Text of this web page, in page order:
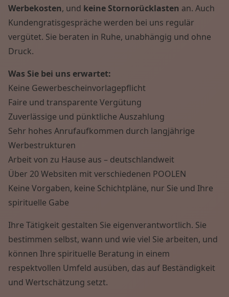
Werbekosten, und keine Stornorücklasten an. Auch
Kundengratisgespräche werden bei uns regulär
vergütet. Sie beraten in Ruhe, unabhängig und ohne
Druck.
Was Sie bei uns erwartet:
Keine Gewerbescheinvorlagepflicht
Faire und transparente Vergütung
Zuverlässige und pünktliche Auszahlung
Sehr hohes Anrufaufkommen durch langjährige
Werbestrukturen
Arbeit von zu Hause aus – deutschlandweit
Über 20 Websiten mit verschiedenen POOLEN
Keine Vorgaben, keine Schichtpläne, nur Sie und Ihre
spirituelle Gabe
Ihre Tätigkeit gestalten Sie eigenverantwortlich. Sie
bestimmen selbst, wann und wie viel Sie arbeiten, und
können Ihre spirituelle Beratung in einem
respektvollen Umfeld ausüben, das auf Beständigkeit
und Wertschätzung setzt.